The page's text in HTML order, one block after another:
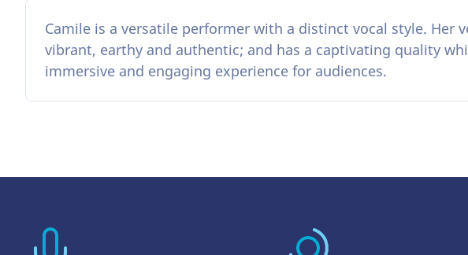
Camile is a versatile performer with a distinct vocal style. Her
vibrant, earthy and authentic; and has a captivating quality
immersive and engaging experience for audiences.